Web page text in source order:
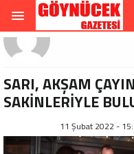
SARI, AKŞAM
SAKİNLERİYLE
11 Şubat 2022 -